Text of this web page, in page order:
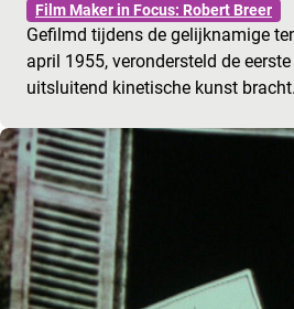
Film Maker in Focus: Robert Breer
Gefilmd tijdens de gelijknamige
april 1955, verondersteld de
uitsluitend kinetische kunst bracht.